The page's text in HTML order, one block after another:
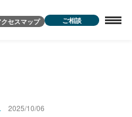
クセスマップ ご相談
2025/10/06